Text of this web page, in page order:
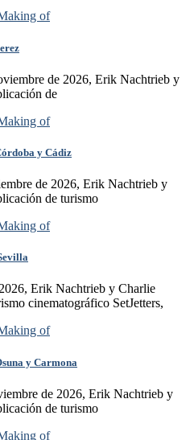
de 2026, Erik Nachtrieb y
de
y Cádiz
de 2026, Erik Nachtrieb y
de turismo
Erik Nachtrieb y Charlie
cinematográfico SetJetters,
y Carmona
de 2026, Erik Nachtrieb y
de turismo